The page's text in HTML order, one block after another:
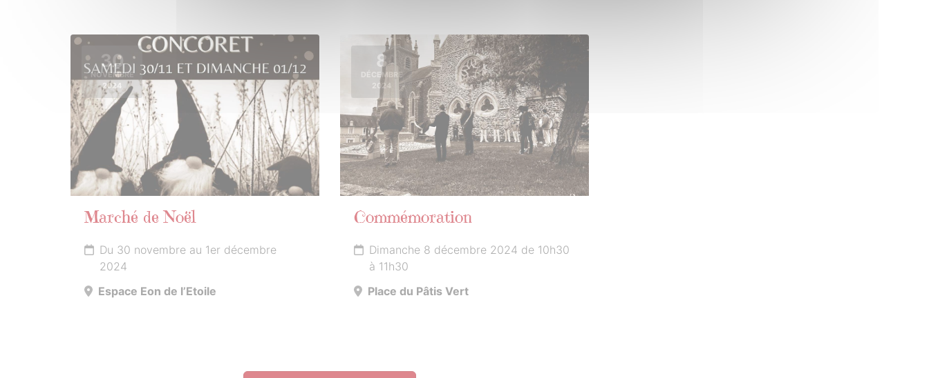
30
NOVEMBRE
2024
Marché de Noël
Du 30 novembre au 1er décembre
2024
Espace Eon de l’Etoile
8
DÉCEMBRE
2024
Commémoration
Dimanche 8 décembre 2024 de 10h30
à 11h30
Place du Pâtis Vert